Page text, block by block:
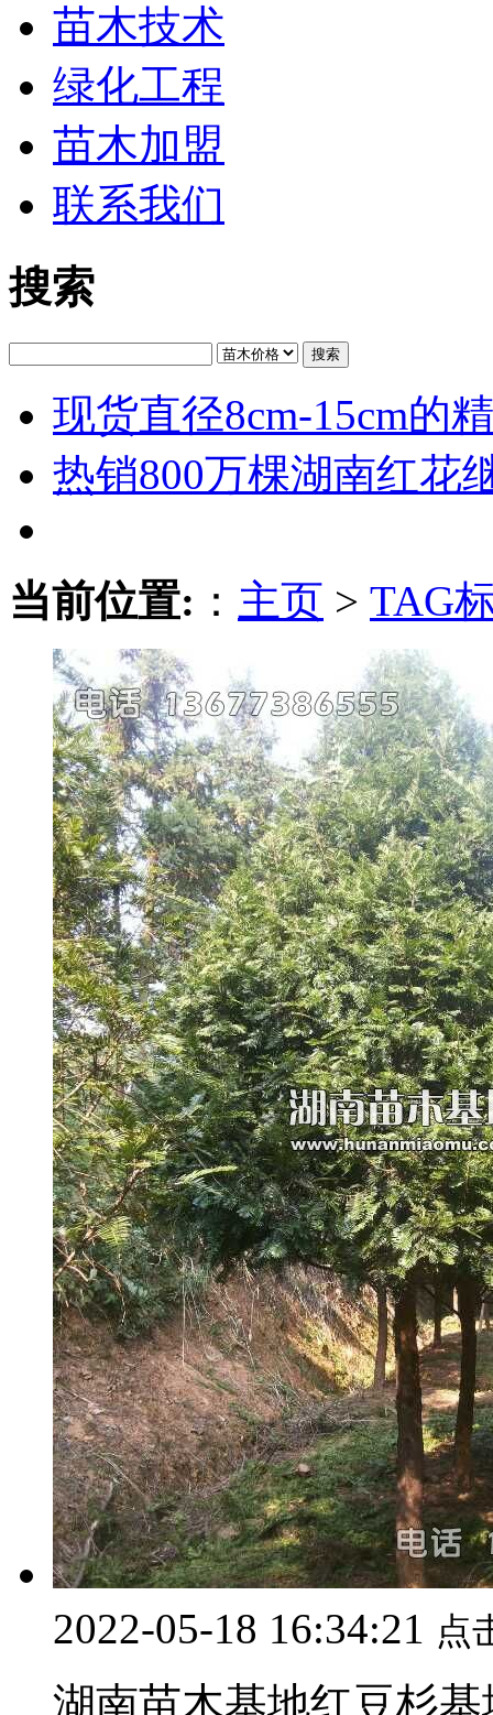
苗木技术
绿化工程
苗木加盟
联系我们
搜索
搜索
现货直径8cm-15cm的
热销800万棵湖南红花
当前位置: ： 主页 > TAG
2022-05-18 16:34:21 点
湖南苗木基地红豆杉